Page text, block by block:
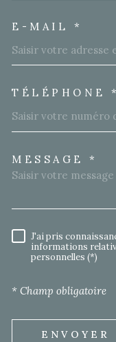
E-MAIL *
TÉLÉPHONE *
MESSAGE *
J'ai pris
informations
personnelles (*)
* Champ obligatoire
ENVOYER